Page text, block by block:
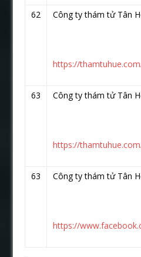
62 Công ty thám tử Tân
https://
63 Công ty thám tử Tân
https://
63 Công ty thám tử Tân
https://